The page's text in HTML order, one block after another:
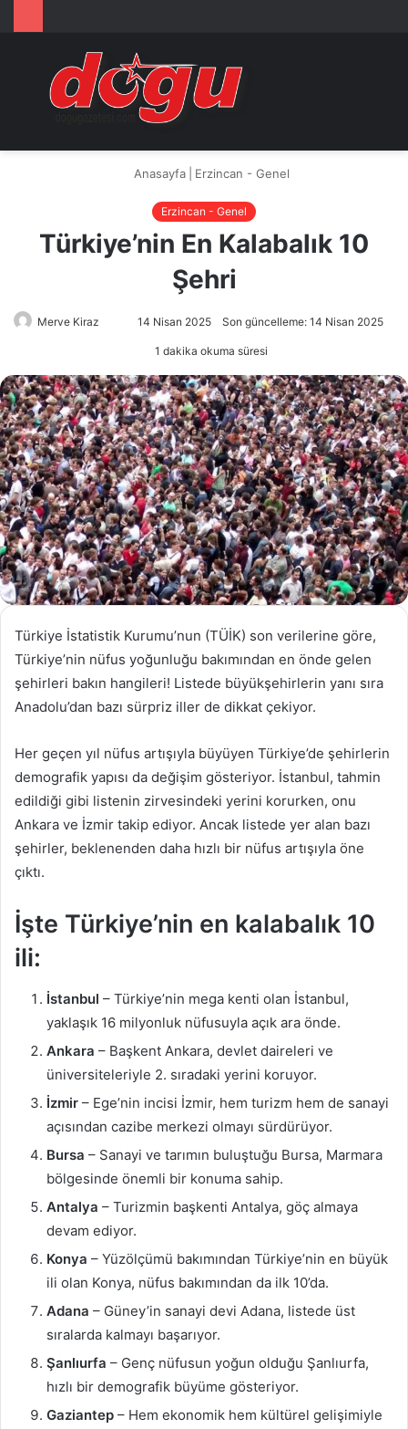
Arama
...
Anasayfa Erzincan - Genel
Erzincan - Genel
Türkiye’nin En Kalabalık 10
Şehri
Merve Kiraz
göndermek
14 Nisan 2025 Son güncelleme: 14 Nisan 2025
1 dakika okuma süresi
Türkiye İstatistik Kurumu’nun (TÜİK) son verilerine göre,
Türkiye’nin nüfus yoğunluğu bakımından en önde gelen
şehirleri bakın hangileri! Listede büyükşehirlerin yanı sıra
Anadolu’dan bazı sürpriz iller de dikkat çekiyor.
Her geçen yıl nüfus artışıyla büyüyen Türkiye’de şehirlerin
demografik yapısı da değişim gösteriyor. İstanbul, tahmin
edildiği gibi listenin zirvesindeki yerini korurken, onu
Ankara ve İzmir takip ediyor. Ancak listede yer alan bazı
şehirler, beklenenden daha hızlı bir nüfus artışıyla öne
çıktı.
İşte Türkiye’nin en kalabalık 10
ili:
İstanbul – Türkiye’nin mega kenti olan İstanbul,
yaklaşık 16 milyonluk nüfusuyla açık ara önde.
Ankara – Başkent Ankara, devlet daireleri ve
üniversiteleriyle 2. sıradaki yerini koruyor.
İzmir – Ege’nin incisi İzmir, hem turizm hem de sanayi
açısından cazibe merkezi olmayı sürdürüyor.
Bursa – Sanayi ve tarımın buluştuğu Bursa, Marmara
bölgesinde önemli bir konuma sahip.
Antalya – Turizmin başkenti Antalya, göç almaya
devam ediyor.
Konya – Yüzölçümü bakımından Türkiye’nin en büyük
ili olan Konya, nüfus bakımından da ilk 10’da.
Adana – Güney’in sanayi devi Adana, listede üst
sıralarda kalmayı başarıyor.
Şanlıurfa – Genç nüfusun yoğun olduğu Şanlıurfa,
hızlı bir demografik büyüme gösteriyor.
Gaziantep – Hem ekonomik hem kültürel gelişimiyle